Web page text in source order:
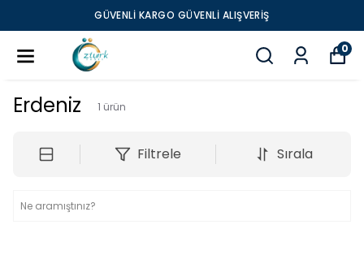
GÜVENLI KARGO GÜVENLI ALIŞVERIŞ
0
Erdeniz 1 ürün
Filtrele Sırala